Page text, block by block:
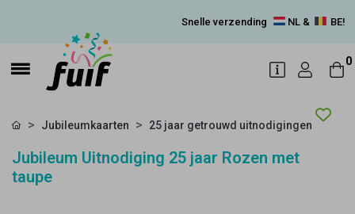
Snelle verzending NL & BE!
0
Jubileumkaarten 25 jaar getrouwd uitnodigingen
Jubileum Uitnodiging 25 jaar Rozen met
taupe